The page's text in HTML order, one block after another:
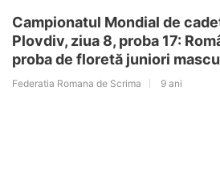
Campionatul Mondial de
Plovdiv, ziua 8, proba 17:
proba de floretă juniori
Federatia Romana de Scrima 9 ani